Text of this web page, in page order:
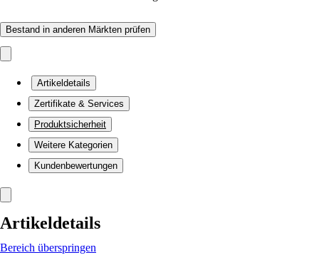
Bestand in anderen Märkten prüfen
Artikeldetails
Zertifikate & Services
Produktsicherheit
Weitere Kategorien
Kundenbewertungen
Artikeldetails
Bereich überspringen